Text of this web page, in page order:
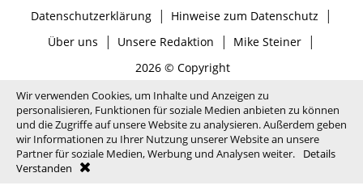
Datenschutzerklärung| Hinweise zum Datenschutz |
Über uns | Unsere Redaktion | Mike Steiner|
2026 © Copyright
Wir verwenden Cookies, um Inhalte und Anzeigen zu
personalisieren, Funktionen für soziale Medien anbieten zu können
und die Zugriffe auf unsere Website zu analysieren. Außerdem geben
wir Informationen zu Ihrer Nutzung unserer Website an unsere
Partner für soziale Medien, Werbung und Analysen weiter.
Details
Verstanden